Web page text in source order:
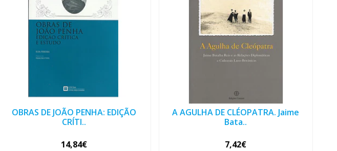
OBRAS DE JOÃO PENHA: EDIÇÃO
CRÍTI..
14,84€
A AGULHA DE CLÉOPATRA. Jaime
Bata..
7,42€